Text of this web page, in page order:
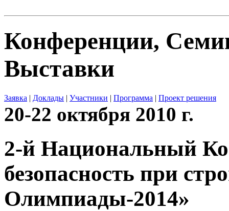
Конференции,
Выставки
Заявка | Доклады | Участники | Программа | Проект решения
20-22 октября 2010 г.
2-й Национальный
безопасность при
Олимпиады-2014»